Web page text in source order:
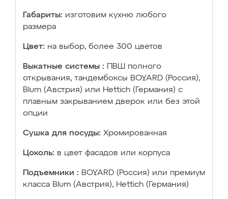
Габариты: изготовим кухню любого
размера
Цвет: на выбор, более 300 цветов
Выкатные системы :
ПВШ полного
открывания, тандембоксы BOYARD (Россия),
Blum (Австрия) или Hettich (Германия) с
плавным закрыванием дверок или без этой
опции
Сушка для посуды: Хромированная
Цоколь: в цвет фасадов или корпуса
Подъемники : BOYARD (Россия) или премиум
класса Blum (Австрия), Hettich (Германия)